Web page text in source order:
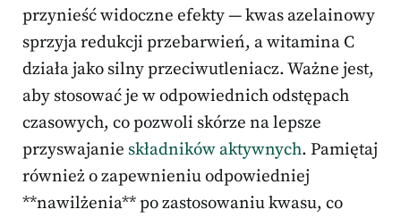
przynieść widoczne efekty — kwas azelainowy
sprzyja redukcji przebarwień, a witamina C
działa jako silny przeciwutleniacz. Ważne jest,
aby stosować je w odpowiednich odstępach
czasowych, co pozwoli skórze na lepsze
przyswajanie składników aktywnych. Pamiętaj
również o zapewnieniu odpowiedniej
**nawilżenia** po zastosowaniu kwasu, co